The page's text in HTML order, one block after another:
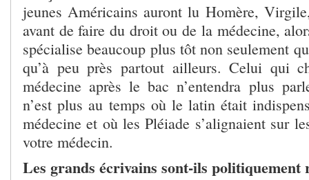
jeunes Américains auront lu Homère,
avant de faire du droit ou de la médecine,
spécialise beaucoup plus tôt non seulement
qu’à peu près partout ailleurs. Celui qui
médecine après le bac n’entendra plus
n’est plus au temps où le latin était
médecine et où les Pléiade s’alignaient sur
votre médecin.
Les grands écrivains sont-ils politiquement